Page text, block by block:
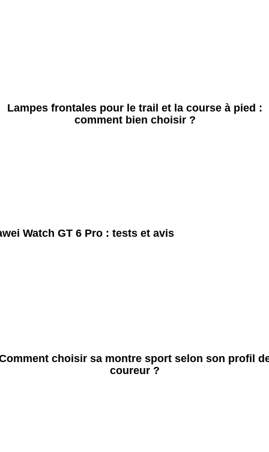
Lampes frontales pour le trail et la course à pied :
comment bien choisir ?
Watch GT 6 Pro : tests et avis
choisir sa montre sport selon son profil
coureur ?